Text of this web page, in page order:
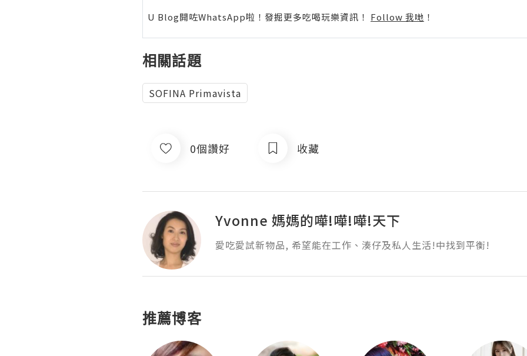
U Blog開咗WhatsApp啦！發掘更多吃喝玩樂資訊！ Follow 我哋 ！
相關話題
SOFINA Primavista
0個讚好 收藏
Yvonne 媽媽的嘩!嘩!嘩!天下
愛吃愛試新物品, 希望能在工作、湊仔及私人生活!中找到平衡!
推薦博客